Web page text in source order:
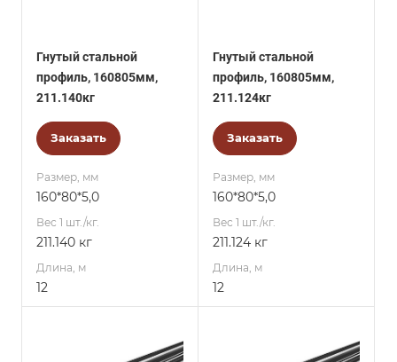
Гнутый стальной
профиль, 160805мм,
211.140кг
Заказать
Размер, мм
160*80*5,0
Вес 1 шт./кг.
211.140 кг
Длина, м
12
Гнутый стальной
профиль, 160805мм,
211.124кг
Заказать
Размер, мм
160*80*5,0
Вес 1 шт./кг.
211.124 кг
Длина, м
12